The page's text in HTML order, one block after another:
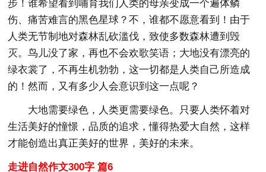
步！谁希望看到哺育我们人类的母亲变成一个遍体鳞
伤、痛苦难言的黑色星球？不，谁都不愿意看到！由于
人类无节制地对森林乱砍滥伐，致使多数森林遭到毁
灭。鸟儿没了家，再也不会欢歌笑语；大地没有漂亮的
绿衣裳了，不再生机勃勃，这一切都是人类自己所造成
的！然而，又有多少人会意识到这一点呢？
大地需要绿色，人类更需要绿色。只要人类怀着对
生活美好的憧憬，品质的追求，懂得热爱大自然，这样
才能创造出真正美好的世界，美好的未来。
走进自然作文300字 篇6